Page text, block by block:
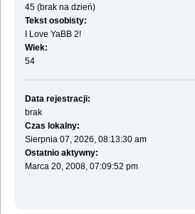
45 (brak na dzień)
Tekst osobisty:
I Love YaBB 2!
Wiek:
54
Data rejestracji:
brak
Czas lokalny:
Sierpnia 07, 2026, 08:13:30 am
Ostatnio aktywny:
Marca 20, 2008, 07:09:52 pm